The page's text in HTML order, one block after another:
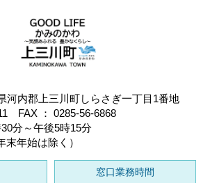
内郡上三川町しらさぎ一丁目1番地
FAX ： 0285-56-6868
分～午後5時15分
末年始は除く）
窓口業務時間